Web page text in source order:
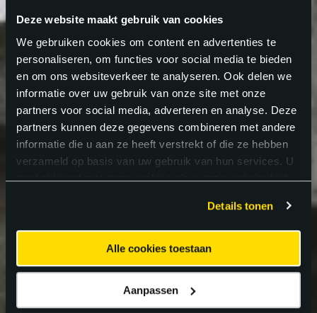
Deze website maakt gebruik van cookies
We gebruiken cookies om content en advertenties te
personaliseren, om functies voor social media te bieden
en om ons websiteverkeer te analyseren. Ook delen we
informatie over uw gebruik van onze site met onze
partners voor social media, adverteren en analyse. Deze
partners kunnen deze gegevens combineren met andere
informatie die u aan ze heeft verstrekt of die ze hebben
verzameld op basis van uw gebruik van hun services. U
gaat akkoord met onze cookies als u onze website blijft
Details tonen
Alle cookies toestaan
Aanpassen